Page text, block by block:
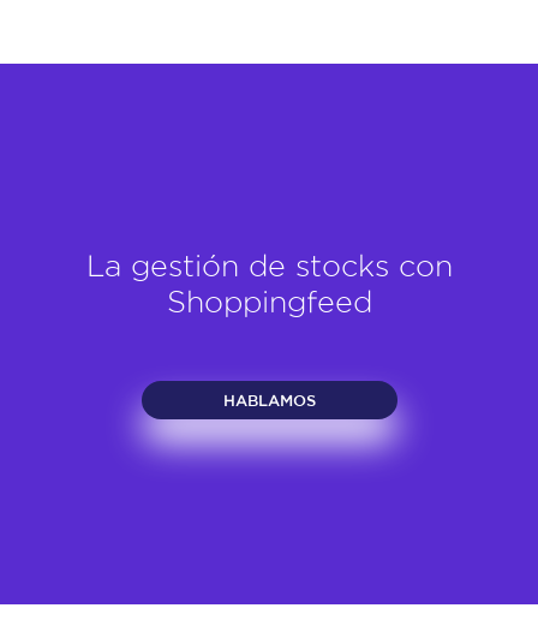
La gestión de stocks con
Shoppingfeed
HABLAMOS